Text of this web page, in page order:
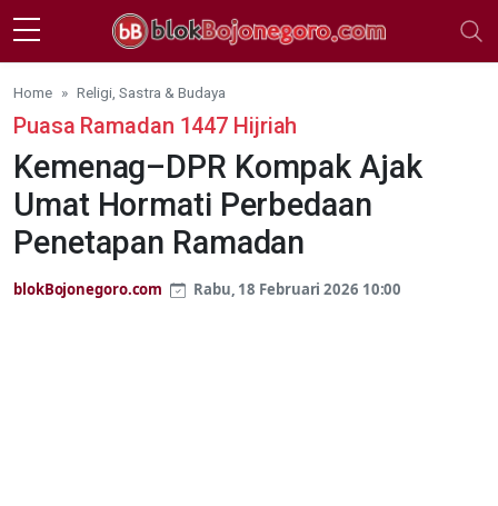
Skip to main content
Home Religi, Sastra & Budaya
Puasa Ramadan 1447 Hijriah
Kemenag–DPR Kompak Ajak
Umat Hormati Perbedaan
Penetapan Ramadan
blokBojonegoro.com Rabu, 18 Februari 2026 10:00